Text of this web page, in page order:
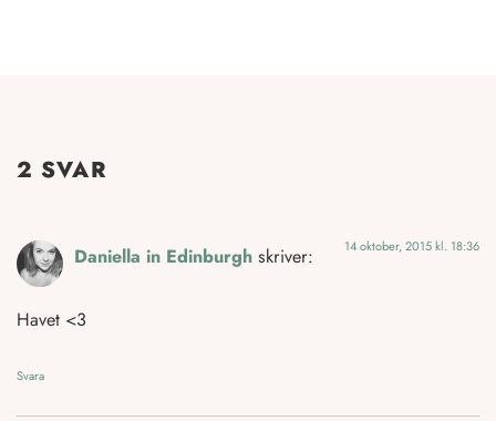
2 SVAR
Daniella in Edinburgh skriver: 14 oktober, 2015 kl. 18:36
Havet <3
Svara